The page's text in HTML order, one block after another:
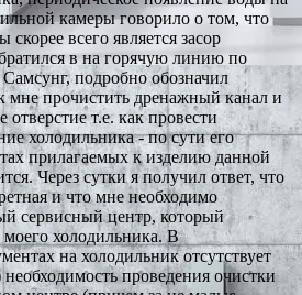
камеры говорило о том, что
всего является засор
в на горячую линию по
подробно обозначил
мне прочистить дренажный канал и
отверстие т.е. как провести
холодильника - по сути его
прилагаемых к изделию данной
Через сутки я получил ответ, что
и что мне необходимо
сервисный центр, который
холодильника. В
на холодильник отсутствует
проведения очистки